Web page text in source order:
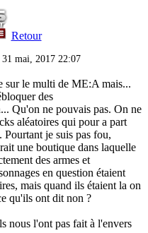
Retour
mai, 2017 22:07
sur le multi de ME:A mais...
des
Qu'on ne pouvais pas. On ne
aléatoires qui pour a part
Pourtant je suis pas fou,
une boutique dans laquelle
des armes et
en question étaient
mais quand ils étaient la on
qu'ils ont dit non ?
nous l'ont pas fait à l'envers